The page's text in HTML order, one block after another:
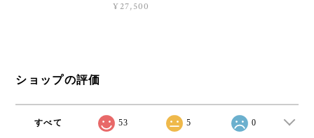
¥27,500
ショップの評価
すべて 53 5 0